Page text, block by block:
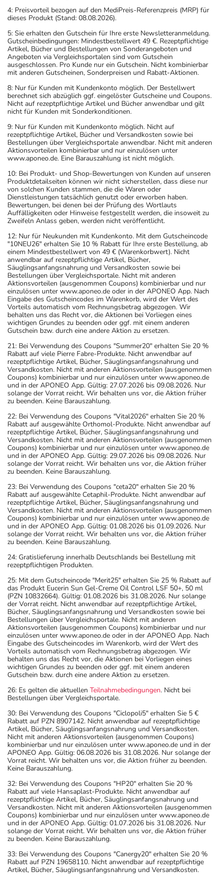
4: Preisvorteil bezogen auf den MediPreis-Referenzpreis (MRP) für
dieses Produkt (Stand: 08.08.2026).
5: Sie erhalten den Gutschein für Ihre erste Newsletteranmeldung.
Gutscheinbedingungen: Mindestbestellwert 49 €. Rezeptpflichtige
Artikel, Bücher und Bestellungen von Sonderangeboten und
Angeboten via Vergleichsportalen sind vom Gutschein
ausgeschlossen. Pro Kunde nur ein Gutschein. Nicht kombinierbar
mit anderen Gutscheinen, Sonderpreisen und Rabatt-Aktionen.
8: Nur für Kunden mit Kundenkonto möglich. Der Bestellwert
berechnet sich abzüglich ggf. eingelöster Gutscheine und Coupons.
Nicht auf rezeptpflichtige Artikel und Bücher anwendbar und gilt
nicht für Kunden mit Sonderkonditionen.
9: Nur für Kunden mit Kundenkonto möglich. Nicht auf
rezeptpflichtige Artikel, Bücher und Versandkosten sowie bei
Bestellungen über Vergleichsportale anwendbar. Nicht mit anderen
Aktionsvorteilen kombinierbar und nur einzulösen unter
www.aponeo.de. Eine Barauszahlung ist nicht möglich.
10: Bei Produkt- und Shop-Bewertungen von Kunden auf unseren
Produktdetailseiten können wir nicht sicherstellen, dass diese nur
von solchen Kunden stammen, die die Waren oder
Dienstleistungen tatsächlich genutzt oder erworben haben.
Bewertungen, bei denen bei der Prüfung des Wortlauts
Auffälligkeiten oder Hinweise festgestellt werden, die insoweit zu
Zweifeln Anlass geben, werden nicht veröffentlicht.
12: Nur für Neukunden mit Kundenkonto. Mit dem Gutscheincode
"10NEU26" erhalten Sie 10 % Rabatt für Ihre erste Bestellung, ab
einem Mindestbestellwert von 49 € (Warenkorbwert). Nicht
anwendbar auf rezeptpflichtige Artikel, Bücher,
Säuglingsanfangsnahrung und Versandkosten sowie bei
Bestellungen über Vergleichsportale. Nicht mit anderen
Aktionsvorteilen (ausgenommen Coupons) kombinierbar und nur
einzulösen unter www.aponeo.de oder in der APONEO App. Nach
Eingabe des Gutscheincodes im Warenkorb, wird der Wert des
Vorteils automatisch vom Rechnungsbetrag abgezogen. Wir
behalten uns das Recht vor, die Aktionen bei Vorliegen eines
wichtigen Grundes zu beenden oder ggf. mit einem anderen
Gutschein bzw. durch eine andere Aktion zu ersetzen.
21: Bei Verwendung des Coupons "Summer20" erhalten Sie 20 %
Rabatt auf viele Pierre Fabre-Produkte. Nicht anwendbar auf
rezeptpflichtige Artikel, Bücher, Säuglingsanfangsnahrung und
Versandkosten. Nicht mit anderen Aktionsvorteilen (ausgenommen
Coupons) kombinierbar und nur einzulösen unter www.aponeo.de
und in der APONEO App. Gültig: 27.07.2026 bis 09.08.2026. Nur
solange der Vorrat reicht. Wir behalten uns vor, die Aktion früher
zu beenden. Keine Barauszahlung.
22: Bei Verwendung des Coupons "Vital2026" erhalten Sie 20 %
Rabatt auf ausgewählte Orthomol-Produkte. Nicht anwendbar auf
rezeptpflichtige Artikel, Bücher, Säuglingsanfangsnahrung und
Versandkosten. Nicht mit anderen Aktionsvorteilen (ausgenommen
Coupons) kombinierbar und nur einzulösen unter www.aponeo.de
und in der APONEO App. Gültig: 29.07.2026 bis 09.08.2026. Nur
solange der Vorrat reicht. Wir behalten uns vor, die Aktion früher
zu beenden. Keine Barauszahlung.
23: Bei Verwendung des Coupons "ceta20" erhalten Sie 20 %
Rabatt auf ausgewählte Cetaphil-Produkte. Nicht anwendbar auf
rezeptpflichtige Artikel, Bücher, Säuglingsanfangsnahrung und
Versandkosten. Nicht mit anderen Aktionsvorteilen (ausgenommen
Coupons) kombinierbar und nur einzulösen unter www.aponeo.de
und in der APONEO App. Gültig: 01.08.2026 bis 01.09.2026. Nur
solange der Vorrat reicht. Wir behalten uns vor, die Aktion früher
zu beenden. Keine Barauszahlung.
24: Gratislieferung innerhalb Deutschlands bei Bestellung mit
rezeptpflichtigen Produkten.
25: Mit dem Gutscheincode "Merit25" erhalten Sie 25 % Rabatt auf
das Produkt Eucerin Sun Gel-Creme Oil Control LSF 50+, 50 ml
(PZN 10832664). Gültig: 01.08.2026 bis 31.08.2026. Nur solange
der Vorrat reicht. Nicht anwendbar auf rezeptpflichtige Artikel,
Bücher, Säuglingsanfangsnahrung und Versandkosten sowie bei
Bestellungen über Vergleichsportale. Nicht mit anderen
Aktionsvorteilen (ausgenommen Coupons) kombinierbar und nur
einzulösen unter www.aponeo.de oder in der APONEO App. Nach
Eingabe des Gutscheincodes im Warenkorb, wird der Wert des
Vorteils automatisch vom Rechnungsbetrag abgezogen. Wir
behalten uns das Recht vor, die Aktionen bei Vorliegen eines
wichtigen Grundes zu beenden oder ggf. mit einem anderen
Gutschein bzw. durch eine andere Aktion zu ersetzen.
26: Es gelten die aktuellen Teilnahmebedingungen. Nicht bei
Bestellungen über Vergleichsportale.
30: Bei Verwendung des Coupons "Ciclopoli5" erhalten Sie 5 €
Rabatt auf PZN 8907142. Nicht anwendbar auf rezeptpflichtige
Artikel, Bücher, Säuglingsanfangsnahrung und Versandkosten.
Nicht mit anderen Aktionsvorteilen (ausgenommen Coupons)
kombinierbar und nur einzulösen unter www.aponeo.de und in der
APONEO App. Gültig: 06.08.2026 bis 31.08.2026. Nur solange der
Vorrat reicht. Wir behalten uns vor, die Aktion früher zu beenden.
Keine Barauszahlung.
32: Bei Verwendung des Coupons "HP20" erhalten Sie 20 %
Rabatt auf viele Hansaplast-Produkte. Nicht anwendbar auf
rezeptpflichtige Artikel, Bücher, Säuglingsanfangsnahrung und
Versandkosten. Nicht mit anderen Aktionsvorteilen (ausgenommen
Coupons) kombinierbar und nur einzulösen unter www.aponeo.de
und in der APONEO App. Gültig: 01.07.2026 bis 31.08.2026. Nur
solange der Vorrat reicht. Wir behalten uns vor, die Aktion früher
zu beenden. Keine Barauszahlung.
33: Bei Verwendung des Coupons "Canergy20" erhalten Sie 20 %
Rabatt auf PZN 19658110. Nicht anwendbar auf rezeptpflichtige
Artikel, Bücher, Säuglingsanfangsnahrung und Versandkosten.